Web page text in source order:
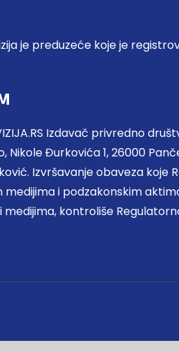
je preduzeće koje je
Izdavač privredno
Nikole Đurkovića 1, 26000
Izvršavanje obaveza koje
i podzakonskim
medijima, kontroliše